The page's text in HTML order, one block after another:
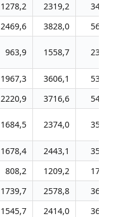
1278,2 2319,2
2469,6 3828,0
963,9 1558,7
1967,3 3606,1
2220,9 3716,6
1684,5 2374,0
1678,4 2443,1
808,2 1209,2
1739,7 2578,8
1545,7 2414,0